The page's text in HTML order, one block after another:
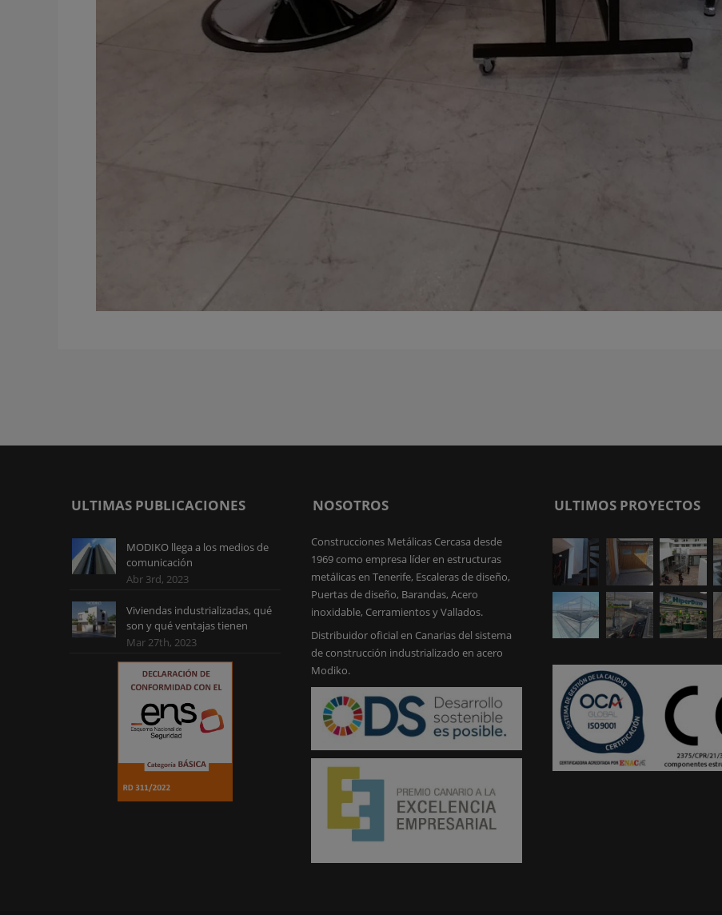
ULTIMAS PUBLICACIONES
MODIKO llega a los medios de
comunicación
Abr 3rd, 2023
Viviendas industrializadas, qué
son y qué ventajas tienen
Mar 27th, 2023
NOSOTROS
Construcciones Metálicas Cercasa desde
1969 como empresa líder en estructuras
metálicas en Tenerife, Escaleras de diseño,
Puertas de diseño, Barandas, Acero
inoxidable, Cerramientos y Vallados.
Distribuidor oficial en Canarias del sistema
de construcción industrializado en acero
Modiko.
ULTIMOS PROYECTOS